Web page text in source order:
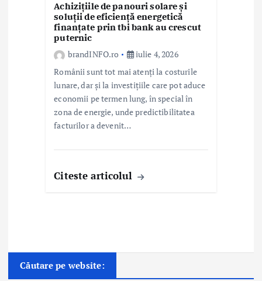
Achizițiile de panouri solare și
soluții de eficiență energetică
finanțate prin tbi bank au crescut
puternic
brandINFO.ro
iulie 4, 2026
Românii sunt tot mai atenți la costurile
lunare, dar și la investițiile care pot aduce
economii pe termen lung, în special în
zona de energie, unde predictibilitatea
facturilor a devenit…
Citeste articolul
Căutare pe website: